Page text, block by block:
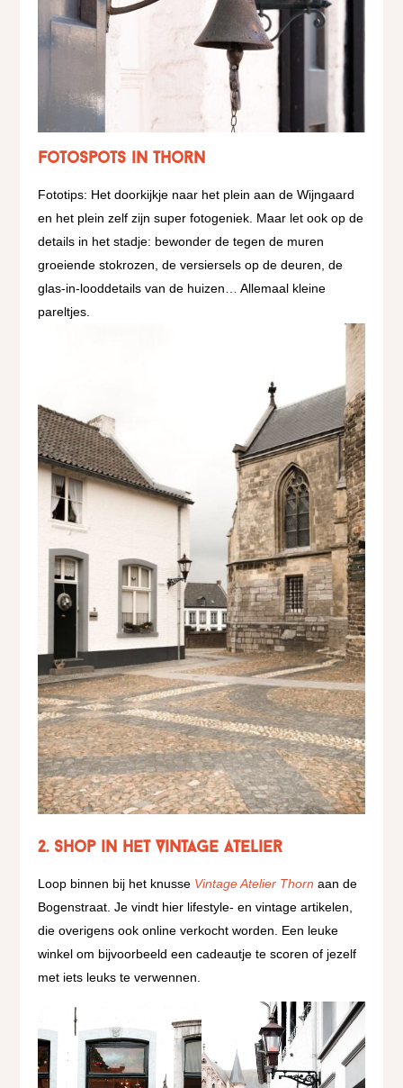
Fotospots in Thorn
Fototips: Het doorkijkje naar het plein aan de Wijngaard
en het plein zelf zijn super fotogeniek. Maar let ook op de
details in het stadje: bewonder de tegen de muren
groeiende stokrozen, de versiersels op de deuren, de
glas-in-looddetails van de huizen… Allemaal kleine
pareltjes.
2. Shop in het Vintage Atelier
Loop binnen bij het knusse Vintage Atelier Thorn aan de
Bogenstraat. Je vindt hier lifestyle- en vintage artikelen,
die overigens ook online verkocht worden. Een leuke
winkel om bijvoorbeeld een cadeautje te scoren of jezelf
met iets leuks te verwennen.